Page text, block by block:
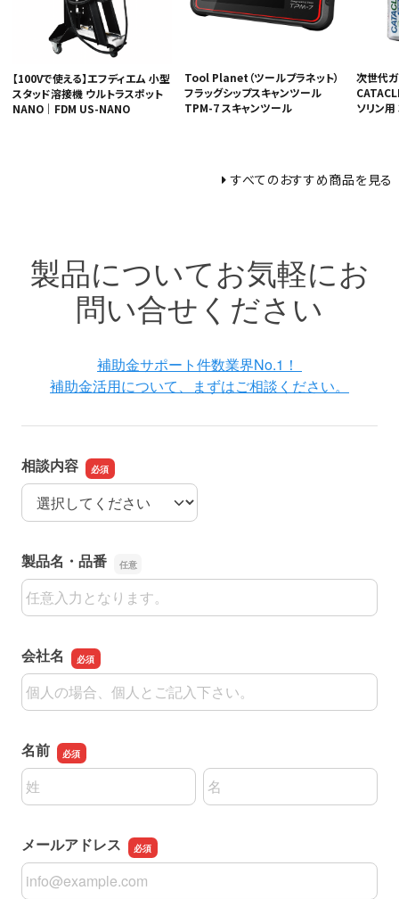
【100Vで使える】エフディエム 小型
スタッド溶接機 ウルトラスポット
NANO｜FDM US-NANO
Tool Planet（ツールプラネット）
フラッグシップスキャンツール
TPM-7 スキャンツール
次世代
ソリン
すべてのおすすめ商品を見る